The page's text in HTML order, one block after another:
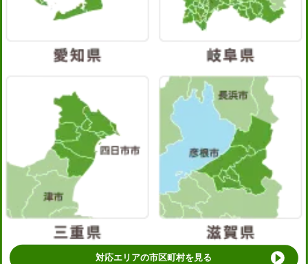
対応エリアの市区町村を見る